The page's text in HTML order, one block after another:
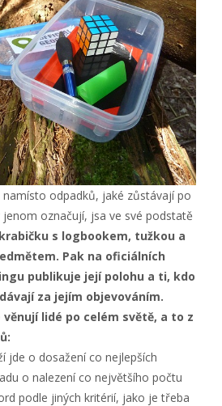
namísto odpadků, jaké zůstávají po
označují, jsa ve své podstatě
krabičku s logbookem, tužkou a
Pak na oficiálních
publikuje její polohu a ti, kdo
za jejím objevováním.
lidé po celém světě, a to z
jde o dosažení co nejlepších
o nalezení co největšího počtu
podle jiných kritérií, jako je třeba